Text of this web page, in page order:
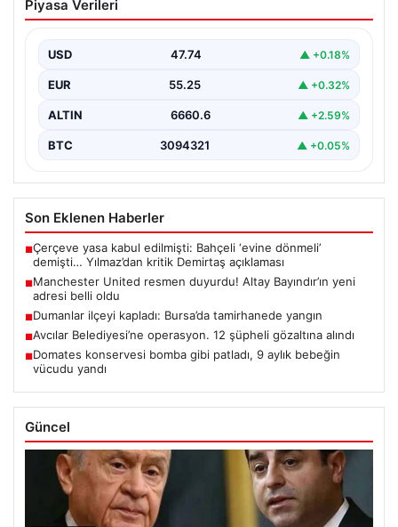
Altay Bayındır’ın yeni adresi belli oldu
Piyasa Verileri
USD 47.74 ▲ +0.18%
EUR 55.25 ▲ +0.32%
ALTIN 6660.6 ▲ +2.59%
BTC 3094321 ▲ +0.05%
Son Eklenen Haberler
■Çerçeve yasa kabul edilmişti: Bahçeli ‘evine dönmeli’
demişti… Yılmaz’dan kritik Demirtaş açıklaması
■Manchester United resmen duyurdu! Altay Bayındır’ın yeni
adresi belli oldu
■Dumanlar ilçeyi kapladı: Bursa’da tamirhanede yangın
■Avcılar Belediyesi’ne operasyon. 12 şüpheli gözaltına alındı
■Domates konservesi bomba gibi patladı, 9 aylık bebeğin
vücudu yandı
Güncel